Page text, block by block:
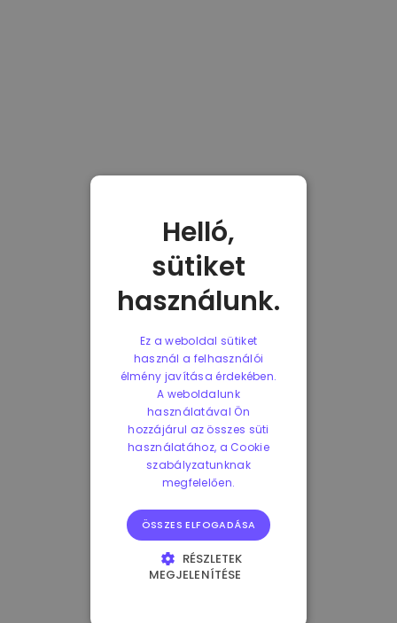
Helló,
sütiket
használunk.
Ez a weboldal sütiket
használ a felhasználói
élmény javítása érdekében.
A weboldalunk
használatával Ön
hozzájárul az összes süti
használatához, a Cookie
szabályzatunknak
megfelelően.
ÖSSZES ELFOGADÁSA
RÉSZLETEK
MEGJELENÍTÉSE